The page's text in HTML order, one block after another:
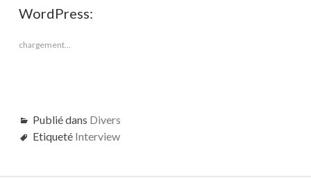
WordPress:
chargement…
Publié dans Divers
Etiqueté Interview